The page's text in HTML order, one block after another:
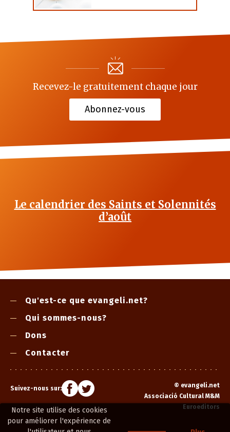
Notre site utilise des cookies
pour améliorer l'expérience de
Recevez-le gratuitement chaque jour
Abonnez-vous
Le calendrier des Saints et Solennités
d’août
Qu'est-ce que evangeli.net?
Qui sommes-nous?
Dons
Contacter
Suivez-nous sur: © evangeli.net
Associació Cultural M&M
Euroeditors